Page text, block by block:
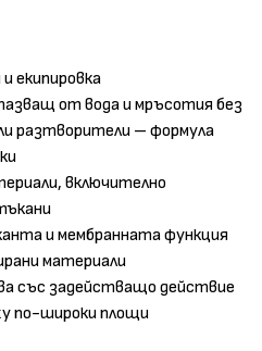
екипировка
от вода и мръсотия без
разтворители – формула
включително
и мембранната функция
материали
със задействащо действие
по-широки площи